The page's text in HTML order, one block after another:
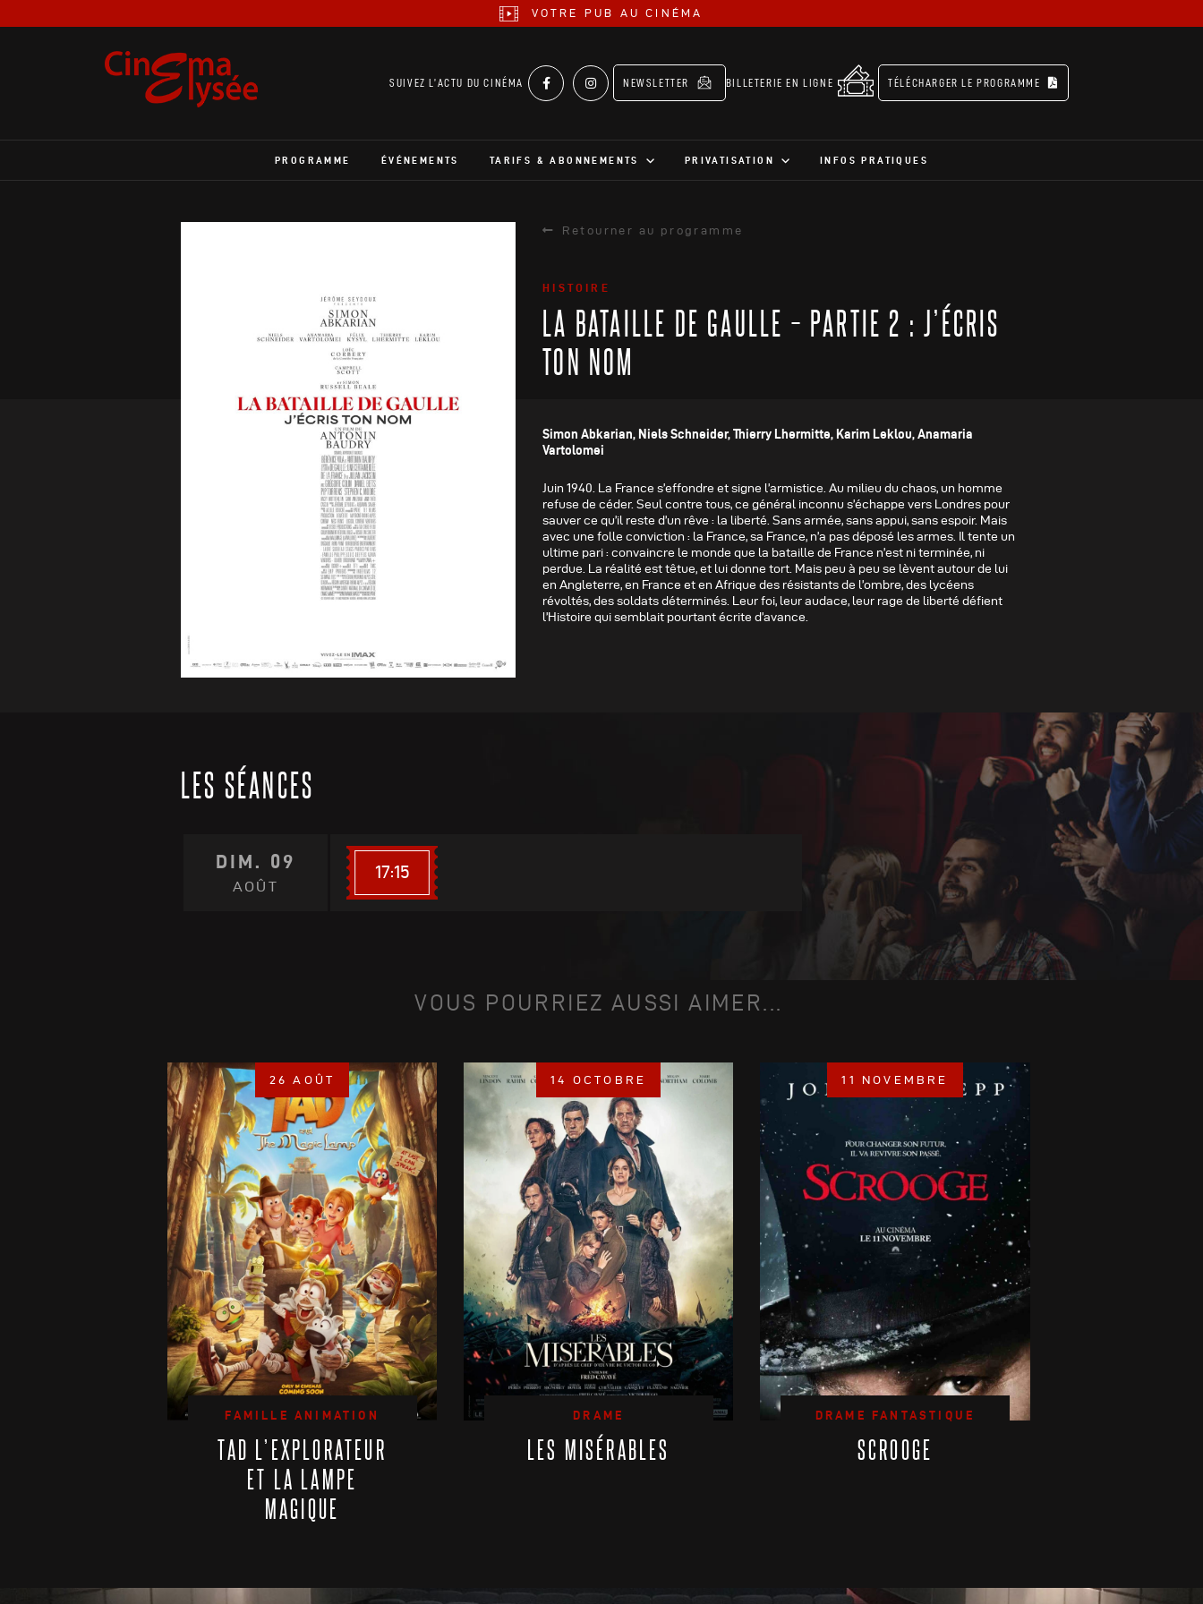
VOTRE PUB AU CINÉMA
SUIVEZ L’ACTU DU CINÉMA NEWSLETTER BILLETERIE EN LIGNE TÉLÉCHARGER LE PROGRAMME
PROGRAMME ÉVÉNEMENTS TARIFS & ABONNEMENTS PRIVATISATION INFOS PRATIQUES
Retourner au programme
HISTOIRE
LA BATAILLE DE GAULLE – PARTIE 2 : J’ÉCRIS
TON NOM
Simon Abkarian, Niels Schneider, Thierry Lhermitte, Karim Leklou, Anamaria
Vartolomei
Juin 1940. La France s’effondre et signe l’armistice. Au milieu du chaos, un homme
refuse de céder. Seul contre tous, ce général inconnu s’échappe vers Londres pour
sauver ce qu’il reste d’un rêve : la liberté. Sans armée, sans appui, sans espoir. Mais
avec une folle conviction : la France, sa France, n’a pas déposé les armes. Il tente un
ultime pari : convaincre le monde que la bataille de France n’est ni terminée, ni
perdue. La réalité est têtue, et lui donne tort. Mais peu à peu se lèvent autour de lui
en Angleterre, en France et en Afrique des résistants de l’ombre, des lycéens
révoltés, des soldats déterminés. Leur foi, leur audace, leur rage de liberté défient
l’Histoire qui semblait pourtant écrite d’avance.
LES SÉANCES
DIM. 09
AOÛT
17:15
VOUS POURRIEZ AUSSI AIMER...
26 AOÛT
FAMILLE ANIMATION
TAD L’EXPLORATEUR
ET LA LAMPE
MAGIQUE
14 OCTOBRE
DRAME
LES MISÉRABLES
11 NOVEMBRE
DRAME FANTASTIQUE
SCROOGE